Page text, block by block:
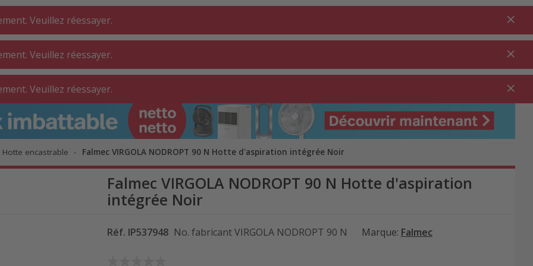
Au panier
⋅
SALLE DE BAIN
Hotte encastrable Falmec VIRGOLA NODROPT 90 N Hotte d'aspiration intégrée Noir
Falmec VIRGOLA NODROPT 90 N Hotte d'aspiration
intégrée Noir
Réf. IP537948 No. fabricantVIRGOLA NODROPT 90 N Marque: Falmec
Veuillez réessayer.
Veuillez réessayer.
Veuillez réessayer.